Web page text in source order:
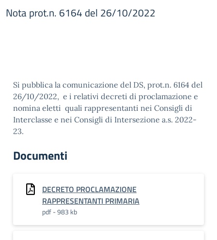
Nota prot.n. 6164 del 26/10/2022
Si pubblica la comunicazione del DS, prot.n. 6164 del
26/10/2022, e i relativi decreti di proclamazione e
nomina eletti quali rappresentanti nei Consigli di
Interclasse e nei Consigli di Intersezione a.s. 2022-
23.
Documenti
DECRETO PROCLAMAZIONE
RAPPRESENTANTI PRIMARIA
pdf - 983 kb